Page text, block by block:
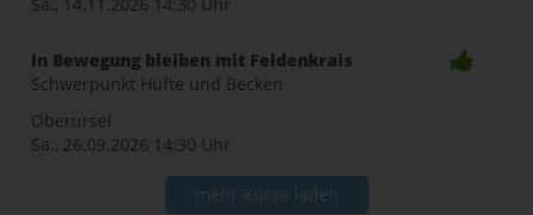
In Bewegung bleiben mit Feldenkrais
Schwerpunkt Hüfte und Becken
Oberursel
Sa., 26.09.2026 14:30 Uhr
mehr Kurse laden